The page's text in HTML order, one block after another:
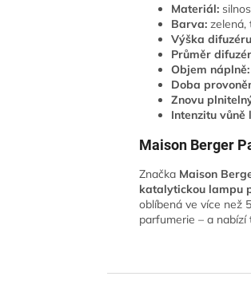
Materiál:
Barva: zelená,
Výška
Průměr
Objem náplně:
Doba
Znovu
Intenzitu
Maison Berger
Značka Maison
katalytickou lampu
oblíbená ve více než
parfumerie – a